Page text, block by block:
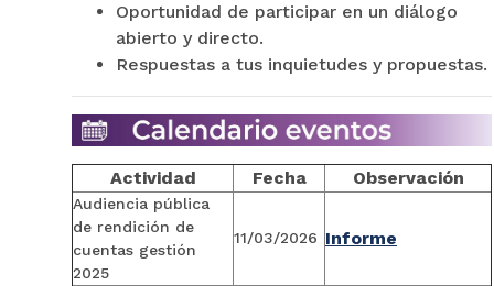
Oportunidad de participar en un diálogo
abierto y directo.
Respuestas a tus inquietudes y propuestas.
Actividad Fecha Observación
Audiencia pública
de rendición de
cuentas gestión
2025
11/03/2026 Informe